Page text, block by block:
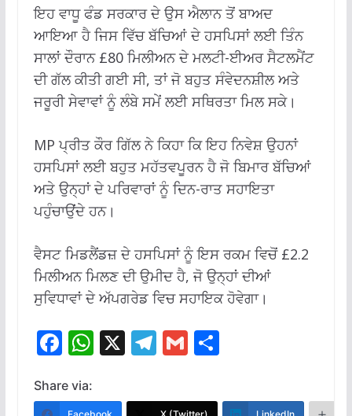
ਇਹ ਵਾਧੂ ਫੰਡ ਸਰਕਾਰ ਦੇ ਉਸ ਐਲਾਨ ਤੋਂ ਬਾਅਦ
ਆਇਆ ਹੈ ਜਿਸ ਵਿੱਚ ਬੱਚਿਆਂ ਦੇ ਹਸਪਿਸਾਂ ਲਈ ਤਿੰਨ
ਸਾਲਾਂ ਦੌਰਾਨ £80 ਮਿਲੀਅਨ ਦੇ ਮਲਟੀ-ਈਅਰ ਸੈਟਲਮੈਂਟ
ਦੀ ਗੱਲ ਕੀਤੀ ਗਈ ਸੀ, ਤਾਂ ਜੋ ਬਹੁਤ ਸੰਵੇਦਨਸ਼ੀਲ ਅਤੇ
ਜਰੂਰੀ ਸੇਵਾਵਾਂ ਨੂੰ ਲੰਬੇ ਸਮੇਂ ਲਈ ਸਥਿਰਤਾ ਮਿਲ ਸਕੇ।
MP ਪ੍ਰੀਤ ਕੌਰ ਗਿੱਲ ਨੇ ਕਿਹਾ ਕਿ ਇਹ ਨਿਵੇਸ਼ ਉਹਨਾਂ
ਹਸਪਿਸਾਂ ਲਈ ਬਹੁਤ ਮਹੱਤਵਪੂਰਨ ਹੈ ਜੋ ਬਿਮਾਰ ਬੱਚਿਆਂ
ਅਤੇ ਉਨ੍ਹਾਂ ਦੇ ਪਰਿਵਾਰਾਂ ਨੂੰ ਦਿਨ-ਰਾਤ ਸਹਾਇਤਾ
ਪਹੁੰਚਾਉਂਦੇ ਹਨ।
ਵੈਸਟ ਮਿਡਲੈਂਡਜ਼ ਦੇ ਹਸਪਿਸਾਂ ਨੂੰ ਇਸ ਰਕਮ ਵਿਚੋਂ £2.2
ਮਿਲੀਅਨ ਮਿਲਣ ਦੀ ਉਮੀਦ ਹੈ, ਜੋ ਉਨ੍ਹਾਂ ਦੀਆਂ
ਸੁਵਿਧਾਵਾਂ ਦੇ ਅੱਪਗਰੇਡ ਵਿਚ ਸਹਾਇਕ ਹੋਵੇਗਾ।
F
e
W
at
X T
e
G
ai
S
ar
Share via: